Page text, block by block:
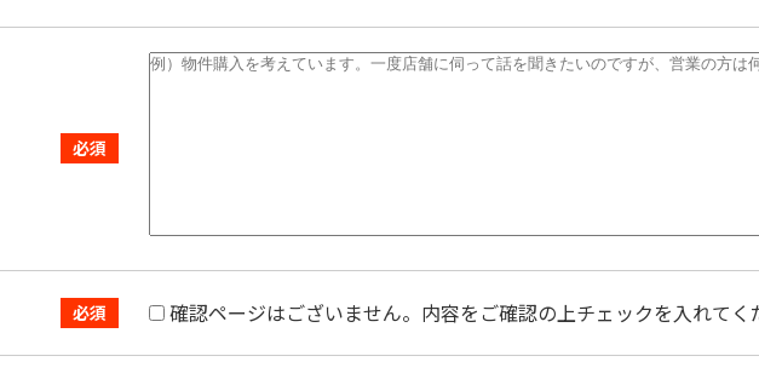
確認ページはございません。内容をご確認の上チェックを入れてく